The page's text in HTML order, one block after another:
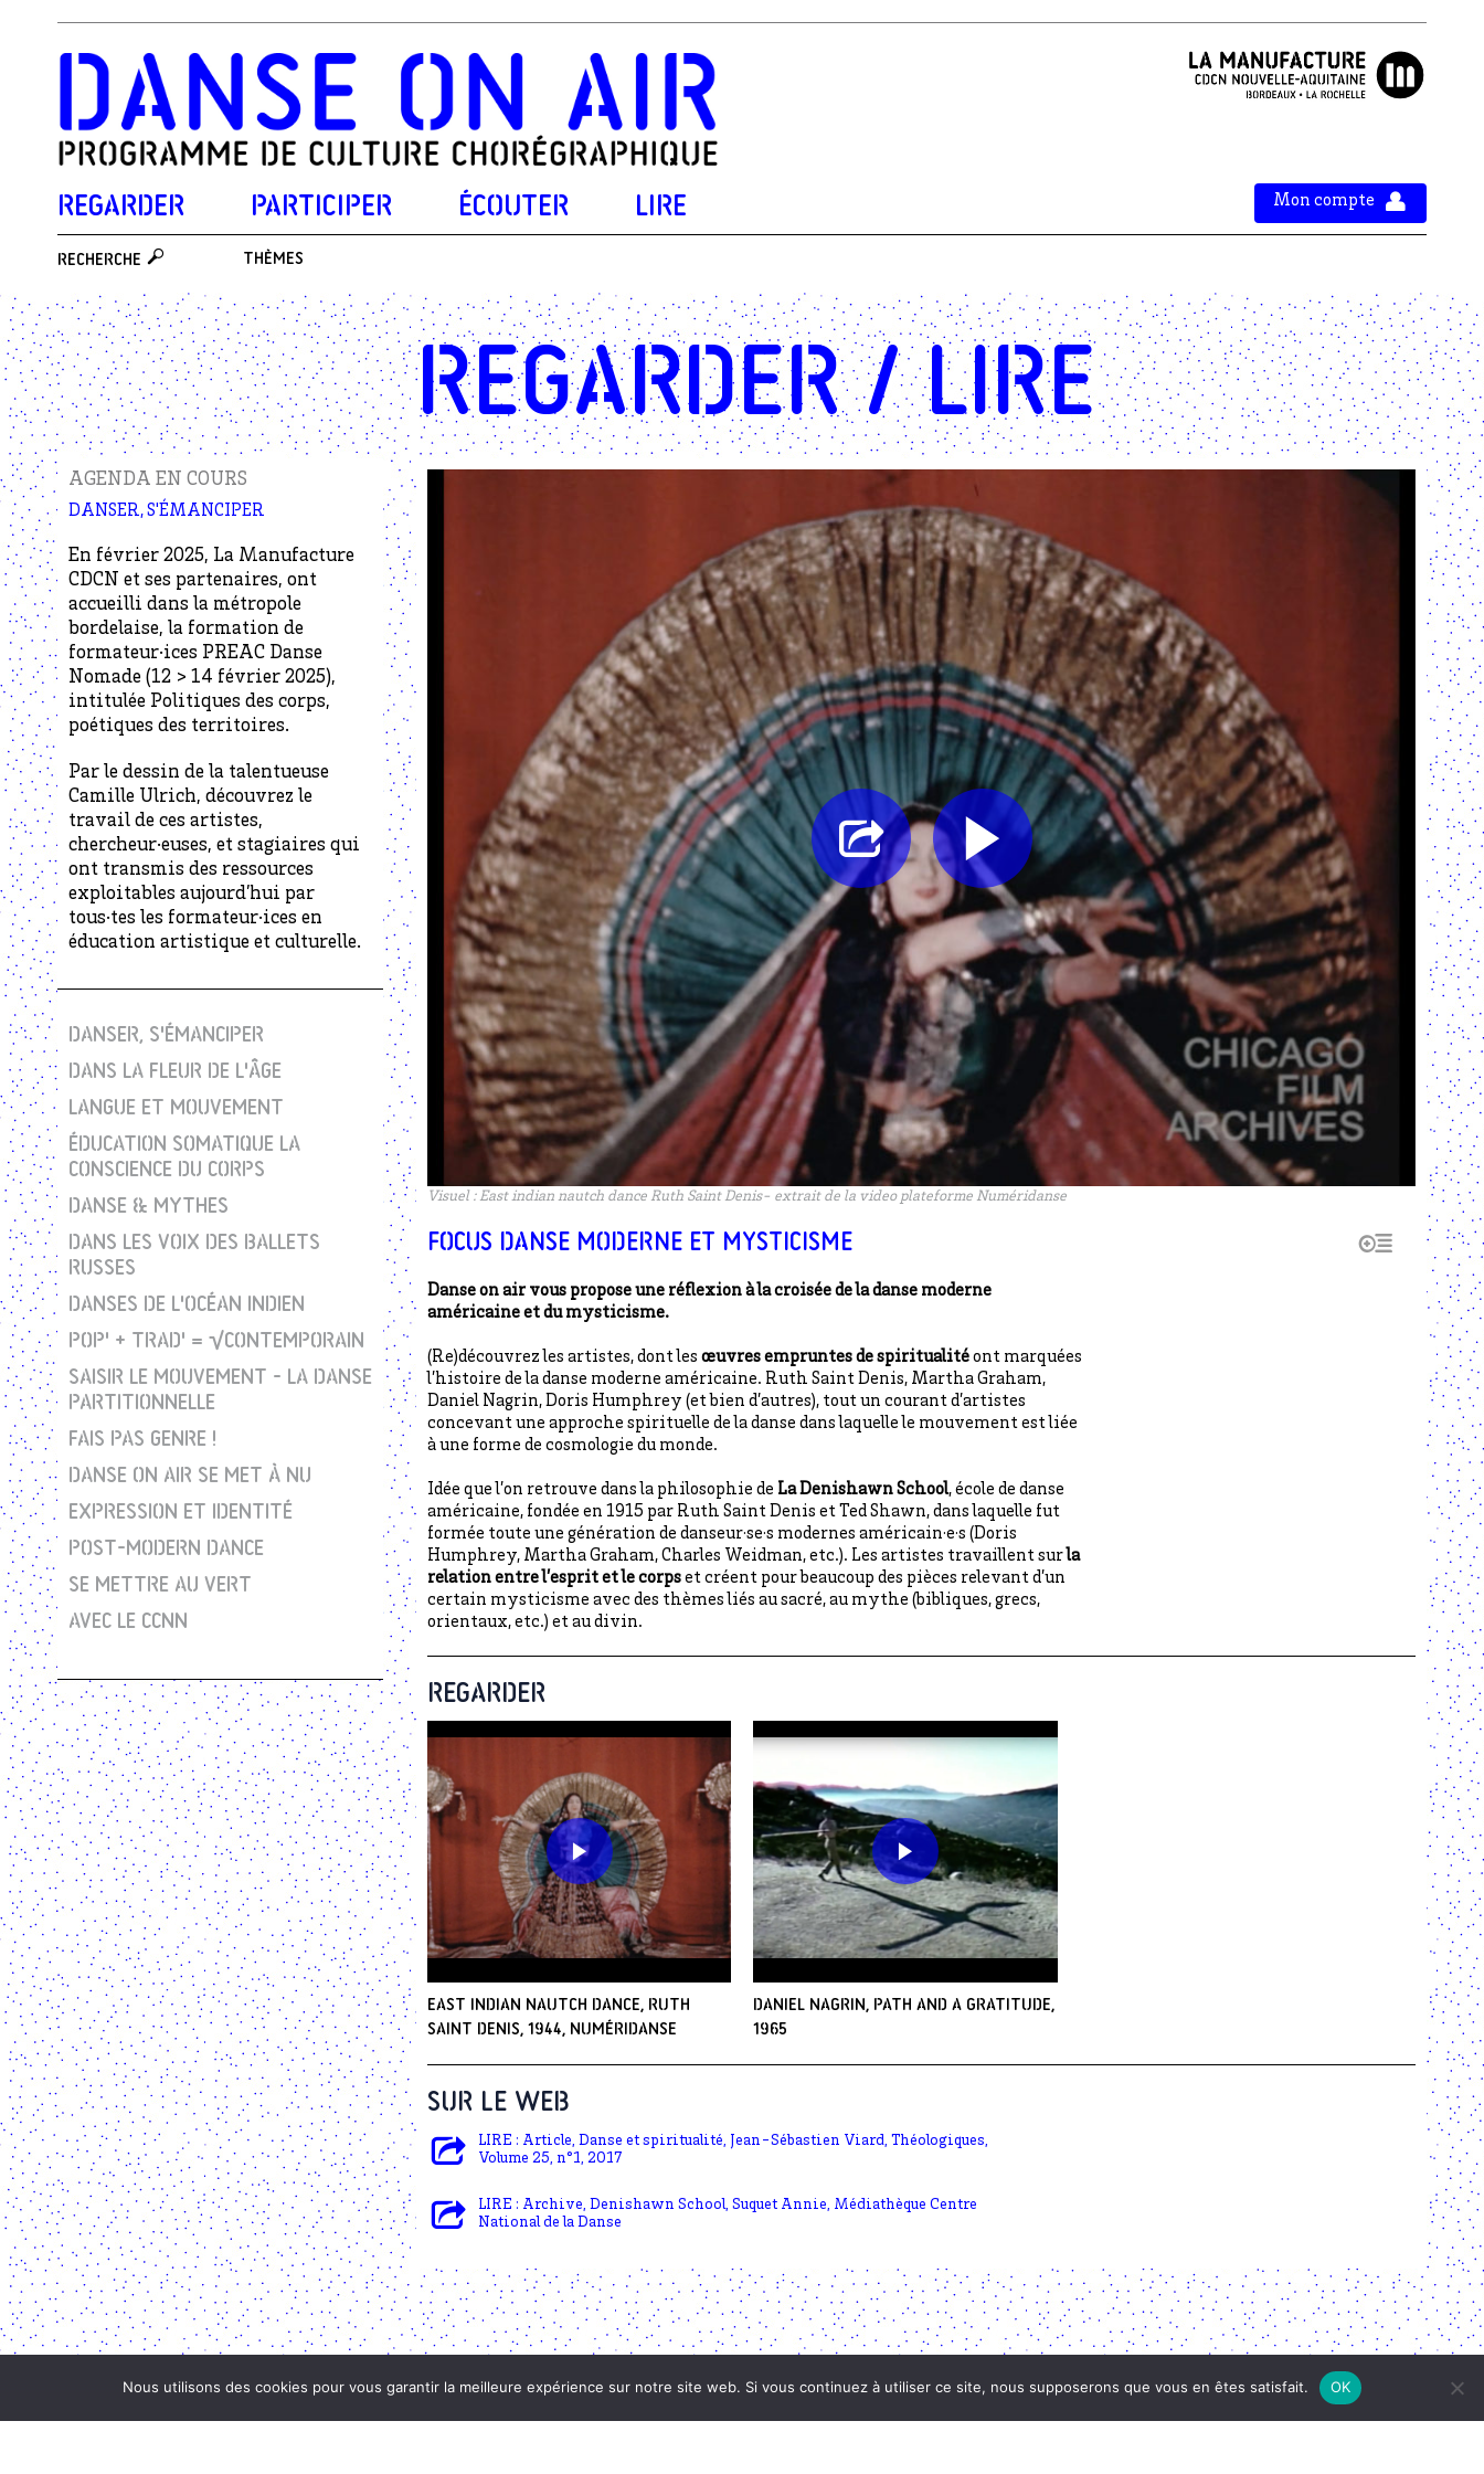
REGARDER PARTICIPER ÉCOUTER LIRE Mon compte
RECHERCHE THÈMES
Regarder / Lire
AGENDA EN COURS
DANSER, S'ÉMANCIPER
En février 2025, La Manufacture
CDCN et ses partenaires, ont
accueilli dans la métropole
bordelaise, la formation de
formateur·ices PREAC Danse
Nomade (12 > 14 février 2025),
intitulée Politiques des corps,
poétiques des territoires.
Par le dessin de la talentueuse
Camille Ulrich, découvrez le
travail de ces artistes,
chercheur·euses, et stagiaires qui
ont transmis des ressources
exploitables aujourd’hui par
tous·tes les formateur·ices en
éducation artistique et culturelle.
DANSER, S'ÉMANCIPER
DANS LA FLEUR DE L'ÂGE
LANGUE ET MOUVEMENT
ÉDUCATION SOMATIQUE LA
CONSCIENCE DU CORPS
DANSE & MYTHES
DANS LES VOIX DES BALLETS
RUSSES
DANSES DE L'OCÉAN INDIEN
POP' + TRAD' = √CONTEMPORAIN
SAISIR LE MOUVEMENT - LA DANSE
PARTITIONNELLE
FAIS PAS GENRE !
DANSE ON AIR SE MET À NU
EXPRESSION ET IDENTITÉ
POST-MODERN DANCE
SE METTRE AU VERT
AVEC LE CCNN
Visuel : East indian nautch dance Ruth Saint Denis- extrait de la video plateforme Numéridanse
FOCUS DANSE MODERNE ET MYSTICISME
Danse on air vous propose une réflexion à la croisée de la danse moderne
américaine et du mysticisme.
(Re)découvrez les artistes, dont les œuvres empruntes de spiritualitéont marquées
l’histoire de la danse moderne américaine. Ruth Saint Denis, Martha Graham,
Daniel Nagrin, Doris Humphrey (et bien d’autres), tout un courant d’artistes
concevant une approche spirituelle de la danse dans laquelle le mouvement est liée
à une forme de cosmologie du monde.
Idée que l’on retrouve dans la philosophie de La Denishawn School, école de danse
américaine, fondée en 1915 par Ruth Saint Denis et Ted Shawn, dans laquelle fut
formée toute une génération de danseur·se·s modernes américain·e·s (Doris
Humphrey, Martha Graham, Charles Weidman, etc.). Les artistes travaillent surla
relation entre l’esprit et le corpset créent pour beaucoup des pièces relevant d’un
certain mysticisme avec des thèmes liés au sacré, au mythe (bibliques, grecs,
orientaux, etc.) et au divin.
REGARDER
EAST INDIAN NAUTCH DANCE, Ruth
Saint Denis, 1944, Numéridanse
Daniel Nagrin, Path and a Gratitude,
1965
SUR LE WEB
LIRE : Article, Danse et spiritualité, Jean-Sébastien Viard, Théologiques,
Volume 25, n°1, 2017
LIRE : Archive, Denishawn School, Suquet Annie, Médiathèque Centre
National de la Danse
Nous utilisons des cookies pour vous garantir la meilleure expérience sur notre site web. Si vous continuez à utiliser ce site, nous supposerons que vous en êtes satisfait. OK